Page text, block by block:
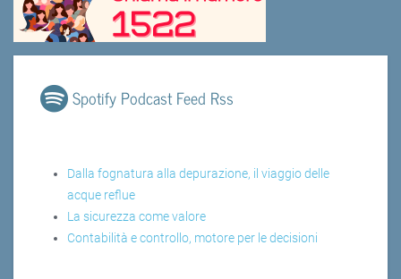
Spotify Podcast Feed Rss
Dalla fognatura alla depurazione, il viaggio delle
acque reflue
La sicurezza come valore
Contabilità e controllo, motore per le decisioni